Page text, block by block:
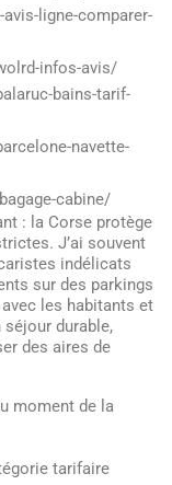
ligne-comparer-
infos-avis/
bains-tarif-
navette-
cabine/
: la Corse protège
J’ai souvent
indélicats
sur des parkings
les habitants et
durable,
des aires de
moment de la
tarifaire